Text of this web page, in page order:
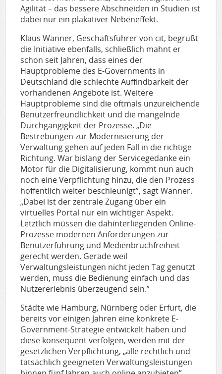
Agilität – das bessere Abschneiden in Studien ist
dabei nur ein plakativer Nebeneffekt.
Klaus Wanner, Geschäftsführer von cit, begrüßt
die Initiative ebenfalls, schließlich mahnt er
schon seit Jahren, dass eines der
Hauptprobleme des E-Governments in
Deutschland die schlechte Auffindbarkeit der
vorhandenen Angebote ist. Weitere
Hauptprobleme sind die oftmals unzureichende
Benutzerfreundlichkeit und die mangelnde
Durchgängigkeit der Prozesse. „Die
Bestrebungen zur Modernisierung der
Verwaltung gehen auf jeden Fall in die richtige
Richtung. War bislang der Servicegedanke ein
Motor für die Digitalisierung, kommt nun auch
noch eine Verpflichtung hinzu, die den Prozess
hoffentlich weiter beschleunigt”, sagt Wanner.
„Dabei ist der zentrale Zugang über ein
virtuelles Portal nur ein wichtiger Aspekt.
Letztlich müssen die dahinterliegenden Online-
Prozesse modernen Anforderungen zur
Benutzerführung und Medienbruchfreiheit
gerecht werden. Gerade weil
Verwaltungsleistungen nicht jeden Tag genutzt
werden, muss die Bedienung einfach und das
Nutzererlebnis überzeugend sein.”
Städte wie Hamburg, Nürnberg oder Erfurt, die
bereits vor einigen Jahren eine konkrete E-
Government-Strategie entwickelt haben und
diese konsequent verfolgen, werden mit der
gesetzlichen Verpflichtung, „alle rechtlich und
tatsächlich geeigneten Verwaltungsleistungen